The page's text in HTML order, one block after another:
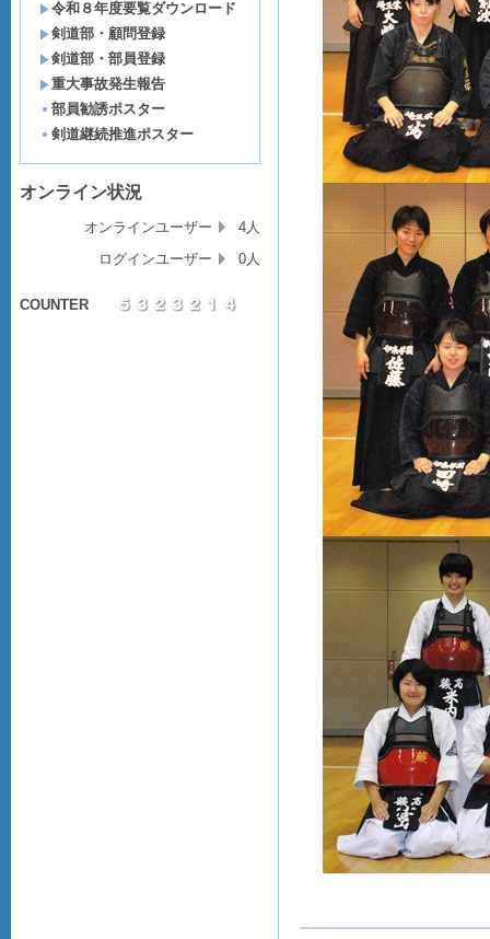
令和８年度要覧ダウンロード
剣道部・顧問登録
剣道部・部員登録
重大事故発生報告
部員勧誘ポスター
剣道継続推進ポスター
オンライン状況
オンラインユーザー
4人
ログインユーザー
0人
COUNTER